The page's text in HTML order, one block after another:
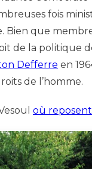
fois
Bien que
de la politique
Defferre en
de l’homme.
où